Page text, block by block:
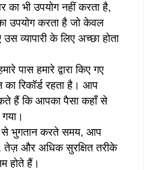
का भी उपयोग नहीं करता है,
उपयोग करता है जो केवल
व्यापारी के लिए अच्छा होता
पास हमारे द्वारा किए गए
रिकॉर्ड रहता है। आप
हैं कि आपका पैसा कहाँ से
से भुगतान करते समय, आप
और अधिक सुरक्षित तरीके
होते हैं।